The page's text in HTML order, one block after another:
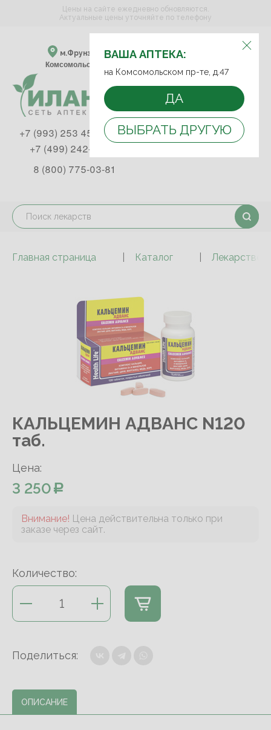
ВЫБЕРИТЕ АПТЕКУ:
м.Фрунзенская м.Спортивная
Комсомольский пр-т, д. 47
ВАША АПТЕКА:
на Комсомольском пр-те, д.47
ДА
ВЫБРАТЬ ДРУГУЮ
Цены на сайте ежедневно обновляются.
Актуальные цены уточняйте по телефону
+7 (993) 253 45 93
+7 (499) 242-90-85
8 (800) 775-03-81
Главная страница Каталог
КАЛЬЦЕМИН АДВАНС N120
таб.
Цена:
3 250
Внимание! Цена действительна только при
заказе через сайт.
Количество:
Поделиться:
ОПИСАНИЕ